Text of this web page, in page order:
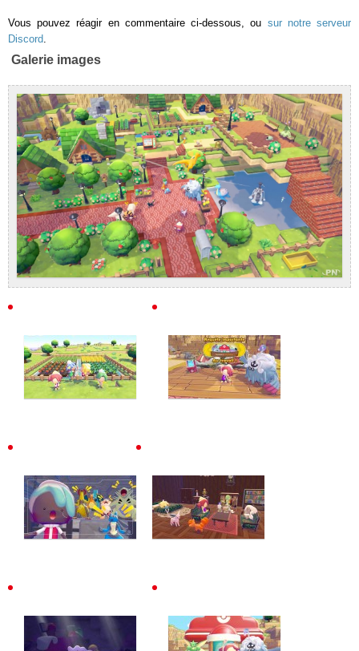
Vous pouvez réagir en commentaire ci-dessous, ou sur notre serveur
Discord.
Galerie images